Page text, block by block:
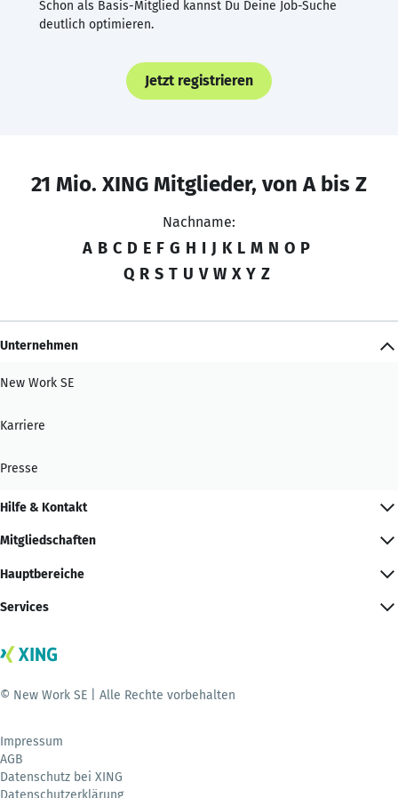
Schon als Basis-Mitglied kannst Du Deine Job-Suche
deutlich optimieren.
Jetzt registrieren
21 Mio. XING Mitglieder, von A bis Z
Nachname:
A B C D E F G H I J K L M N O P
Q R S T U V W X Y Z
Unternehmen
New Work SE
Karriere
Presse
Hilfe & Kontakt
Mitgliedschaften
Hauptbereiche
Services
© New Work SE | Alle Rechte vorbehalten
Impressum
AGB
Datenschutz bei XING
Datenschutzerklärung